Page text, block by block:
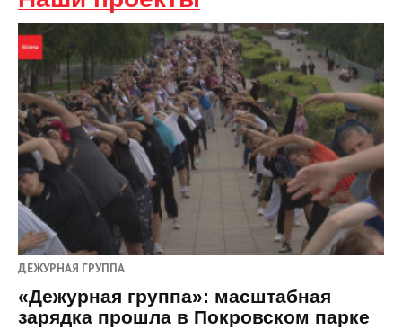
ДЕЖУРНАЯ ГРУППА
«Дежурная группа»: масштабная
зарядка прошла в Покровском парке